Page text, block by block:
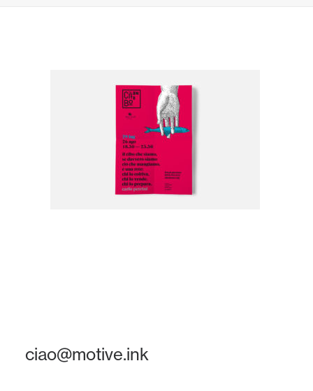
ciao@motive.ink